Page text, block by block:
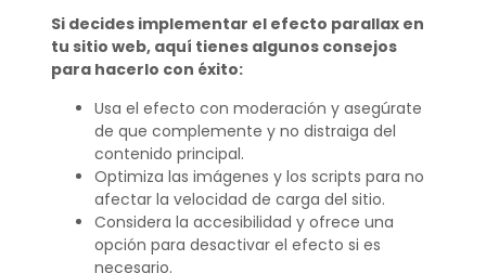
Si decides implementar el efecto parallax en
tu sitio web, aquí tienes algunos consejos
para hacerlo con éxito:
Usa el efecto con moderación y asegúrate
de que complemente y no distraiga del
contenido principal.
Optimiza las imágenes y los scripts para no
afectar la velocidad de carga del sitio.
Considera la accesibilidad y ofrece una
opción para desactivar el efecto si es
necesario.